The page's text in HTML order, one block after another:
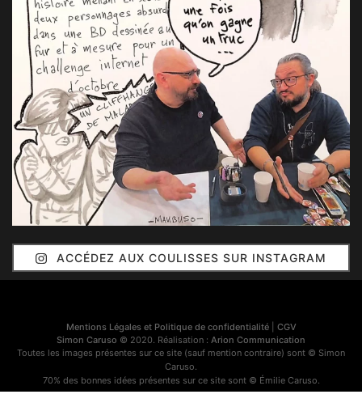
ACCÉDEZ AUX COULISSES SUR INSTAGRAM
Mentions Légales et Politique de confidentialité| CGV
Simon Caruso © 2020. Réalisation : Arion Communication
Toutes les images présentes sur ce site (sauf mention contraire) sont © Simon
Caruso.
70% des bonnes idées présentes sur ce site sont © Émilie Caruso.